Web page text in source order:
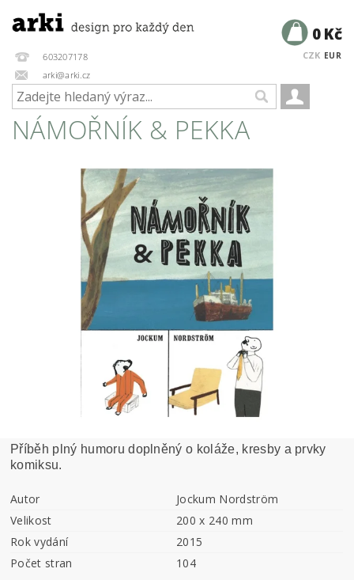
603207178
arki@arki.cz
CZK EUR
0 Kč
NÁMOŘNÍK & PEKKA
Příběh plný humoru doplněný o koláže, kresby a prvky
komiksu.
Autor
Jockum Nordström
Velikost
200 x 240 mm
Rok vydání
2015
Počet stran
104